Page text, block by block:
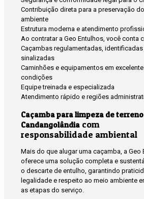
Contribuição direta para a preservação
ambiente
Estrutura moderna e atendimento
Ao contratar a Geo Entulhos, você conta
Caçambas regulamentadas, identificadas
sinalizadas
Caminhões e equipamentos em
condições
Equipe treinada e especializada
Atendimento rápido e regiões
Caçamba para limpeza de
Candangolândia com
responsabilidade ambiental
Mais do que alugar uma caçamba, a Geo
oferece uma solução completa e
o descarte de entulho, garantindo
legalidade e respeito ao meio ambiente
as etapas do serviço.